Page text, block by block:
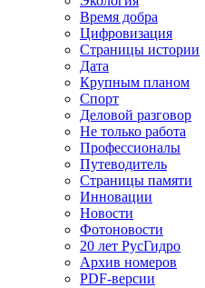
Время добра
Цифровизация
Страницы истории
Дата
Крупным планом
Спорт
Деловой разговор
Не только работа
Профессионалы
Путеводитель
Страницы памяти
Инновации
Новости
Фотоновости
20 лет РусГидро
Архив номеров
PDF-версии